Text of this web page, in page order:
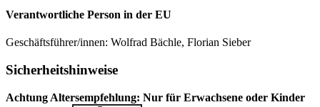
Verantwortliche Person in der EU
Geschäftsführer/innen: Wolfrad Bächle, Florian Sieber
Sicherheitshinweise
Achtung Altersempfehlung: Nur für Erwachsene oder Kinder